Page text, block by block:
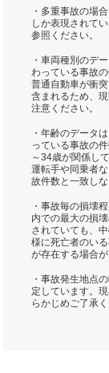
・多重事故の場
しか表現されて
参照ください。
・車両種別のデ
わっている事故
普通自動車が衝
含まれるため、
注意ください。
・年齢のデータ
っている事故の
～34歳が関係し
運転手や同乗者
故件数と一致し
・事故毎の損壊
内での最大の損
されていても、
様に死亡者のい
が存在する場合
・事故発生地点
定しています。
らかじめご了承く